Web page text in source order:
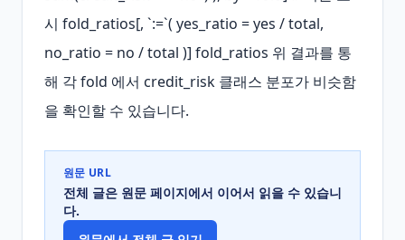
시 fold_ratios[, `:=`( yes_ratio = yes / total,
no_ratio = no / total )] fold_ratios 위 결과를 통
해 각 fold 에서 credit_risk 클래스 분포가 비슷함
을 확인할 수 있습니다.
원문 URL
전체 글은 원문 페이지에서 이어서 읽을 수 있습니
다.